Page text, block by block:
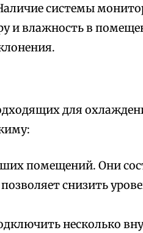
системы
и влажность в
для
помещений. Они
снизить
несколько